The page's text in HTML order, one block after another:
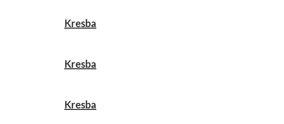
Kresba
Kresba
Kresba